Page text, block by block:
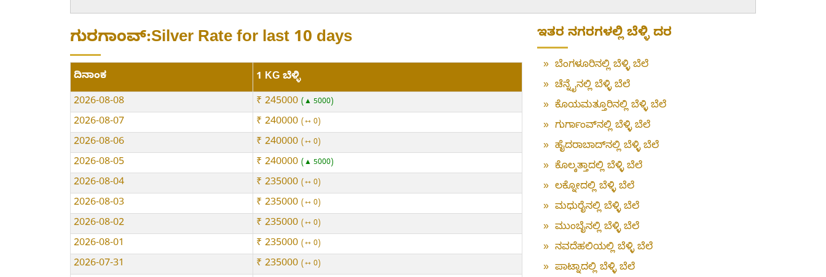
ಗುರಗಾಂವ್:Silver Rate for last 10 days
ದಿನಾಂಕ
1 KG ಬೆಳ್ಳಿ
2026-08-08
₹ 245000 ▲ 5000
2026-08-07 ₹ 240000 ⇿ 0
2026-08-06 ₹ 240000 ⇿ 0
2026-08-05 ₹ 240000 ▲ 5000
2026-08-04 ₹ 235000 ⇿ 0
2026-08-03 ₹ 235000 ⇿ 0
2026-08-02 ₹ 235000 ⇿ 0
2026-08-01 ₹ 235000 ⇿ 0
2026-07-31 ₹ 235000 ⇿ 0
ಇತರ ನಗರಗಳಲ್ಲಿ ಬೆಳ್ಳಿ ದರ
» ಬೆಂಗಳೂರಿನಲ್ಲಿ ಬೆಳ್ಳಿ ಬೆಲೆ
» ಚೆನ್ನೈನಲ್ಲಿ ಬೆಳ್ಳಿ ಬೆಲೆ
» ಕೊಯಮತ್ತೂರಿನಲ್ಲಿ ಬೆಳ್ಳಿ ಬೆಲೆ
» ಗುರ್ಗಾಂವ್‌ನಲ್ಲಿ ಬೆಳ್ಳಿ ಬೆಲೆ
» ಹೈದರಾಬಾದ್‌ನಲ್ಲಿ ಬೆಳ್ಳಿ ಬೆಲೆ
» ಕೊಲ್ಕತ್ತಾದಲ್ಲಿ ಬೆಳ್ಳಿ ಬೆಲೆ
» ಲಕ್ನೋದಲ್ಲಿ ಬೆಳ್ಳಿ ಬೆಲೆ
» ಮಧುರೈನಲ್ಲಿ ಬೆಳ್ಳಿ ಬೆಲೆ
» ಮುಂಬೈನಲ್ಲಿ ಬೆಳ್ಳಿ ಬೆಲೆ
» ನವದೆಹಲಿಯಲ್ಲಿ ಬೆಳ್ಳಿ ಬೆಲೆ
» ಪಾಟ್ನಾದಲ್ಲಿ ಬೆಳ್ಳಿ ಬೆಲೆ